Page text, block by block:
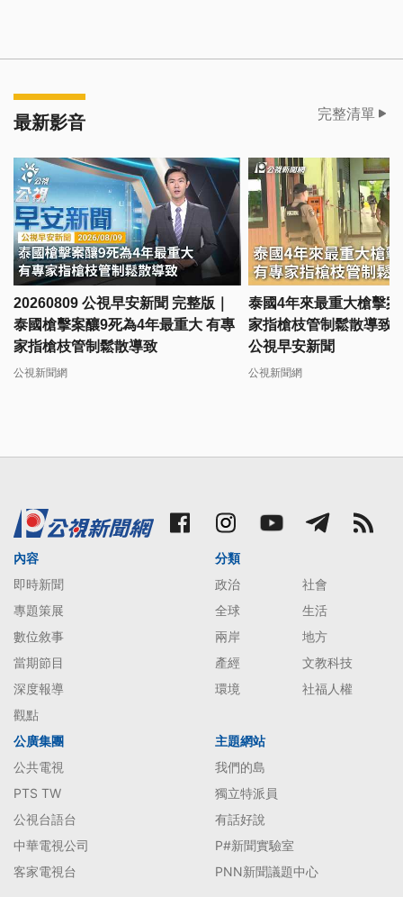
最新影音 完整清單
20260809 公視早安新聞 完整版｜
泰國槍擊案釀9死為4年最重大 有專
家指槍枝管制鬆散導致
公視新聞網
泰國4年來最重大槍擊
家指槍枝管制鬆散導致
公視早安新聞
公視新聞網
內容
即時新聞
專題策展
數位敘事
當期節目
深度報導
觀點
分類
政治
社會
全球
生活
兩岸
地方
產經
文教科技
環境
社福人權
公廣集團
公共電視
PTS TW
公視台語台
中華電視公司
客家電視台
主題網站
我們的島
獨立特派員
有話好說
P#新聞實驗室
PNN新聞議題中心